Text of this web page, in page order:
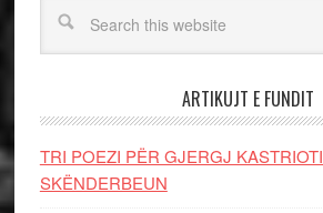
ARTIKUJT E FUNDIT
TRI POEZI PËR GJERGJ
SKËNDERBEUN